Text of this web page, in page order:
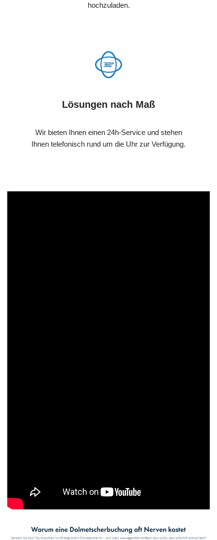
hochzuladen.
Lösungen nach Maß
Wir bieten Ihnen einen 24h-Service und stehen
Ihnen telefonisch rund um die Uhr zur Verfügung.